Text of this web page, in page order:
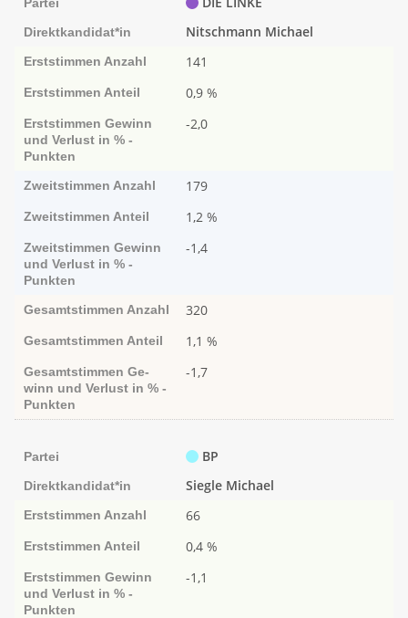
Direktkandidat*in Nitschmann Michael
Erststimmen Anzahl 141
Erststimmen Anteil 0,9 %
Erststimmen Ge­­winn
und Ver­­lust in % -
Punk­ten
-2,0
Zweitstimmen Anzahl 179
Zweitstimmen Anteil 1,2 %
Zweitstimmen Ge­­winn
und Ver­­lust in % -
Punk­ten
-1,4
Gesamtstimmen Anzahl 320
Gesamtstimmen Anteil 1,1 %
Gesamtstimmen Ge­­
winn und Ver­­lust in % -
Punk­ten
-1,7
Partei BP
Direktkandidat*in Siegle Michael
Erststimmen Anzahl 66
Erststimmen Anteil 0,4 %
Erststimmen Ge­­winn
und Ver­­lust in % -
Punk­ten
-1,1